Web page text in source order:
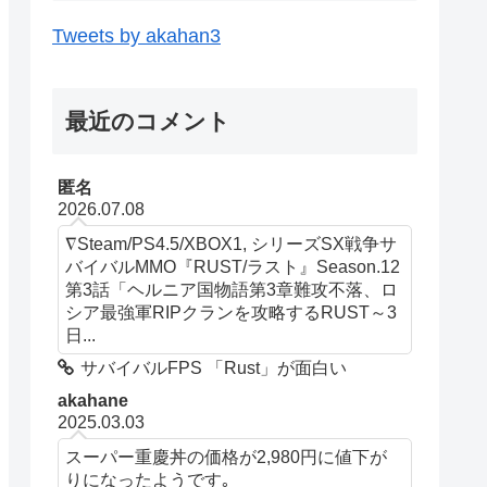
Tweets by akahan3
最近のコメント
匿名
2026.07.08
∇Steam/PS4.5/XBOX1, シリーズSX戦争サ
バイバルMMO『RUST/ラスト』Season.12
第3話「ヘルニア国物語第3章難攻不落、ロ
シア最強軍RIPクランを攻略するRUST～3
日...
サバイバルFPS 「Rust」が面白い
akahane
2025.03.03
スーパー重慶丼の価格が2,980円に値下が
りになったようです｡